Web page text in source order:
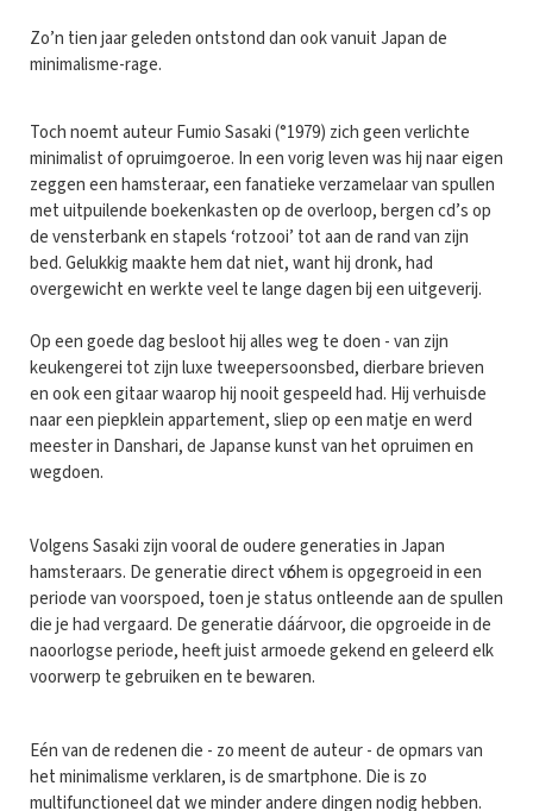
Zo’n tien jaar geleden ontstond dan ook vanuit Japan de
minimalisme-rage.
Toch noemt auteur Fumio Sasaki (°1979) zich geen verlichte
minimalist of opruimgoeroe. In een vorig leven was hij naar eigen
zeggen een hamsteraar, een fanatieke verzamelaar van spullen
met uitpuilende boekenkasten op de overloop, bergen cd’s op
de vensterbank en stapels ‘rotzooi’ tot aan de rand van zijn
bed. Gelukkig maakte hem dat niet, want hij dronk, had
overgewicht en werkte veel te lange dagen bij een uitgeverij.
Op een goede dag besloot hij alles weg te doen - van zijn
keukengerei tot zijn luxe tweepersoonsbed, dierbare brieven
en ook een gitaar waarop hij nooit gespeeld had. Hij verhuisde
naar een piepklein appartement, sliep op een matje en werd
meester in Danshari, de Japanse kunst van het opruimen en
wegdoen.
Volgens Sasaki zijn vooral de oudere generaties in Japan
hamsteraars. De generatie direct vόόr hem is opgegroeid in een
periode van voorspoed, toen je status ontleende aan de spullen
die je had vergaard. De generatie dáárvoor, die opgroeide in de
naoorlogse periode, heeft juist armoede gekend en geleerd elk
voorwerp te gebruiken en te bewaren.
Eén van de redenen die - zo meent de auteur - de opmars van
het minimalisme verklaren, is de smartphone. Die is zo
multifunctioneel dat we minder andere dingen nodig hebben.